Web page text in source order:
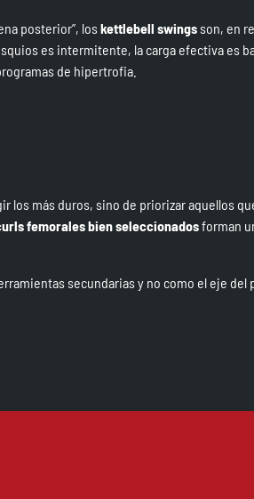
posterior”, loskettlebell swings son, en
es intermitente, la carga efectiva es
de hipertrofia.
los más duros, sino de priorizar aquellos
femorales bien seleccionadosforman
secundarias y no como el eje del